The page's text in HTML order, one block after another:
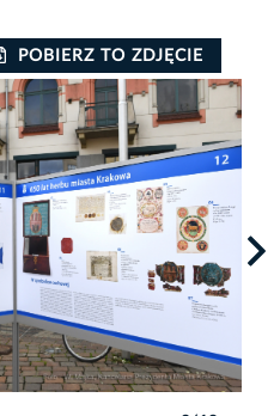
POBIERZ TO ZDJĘCIE